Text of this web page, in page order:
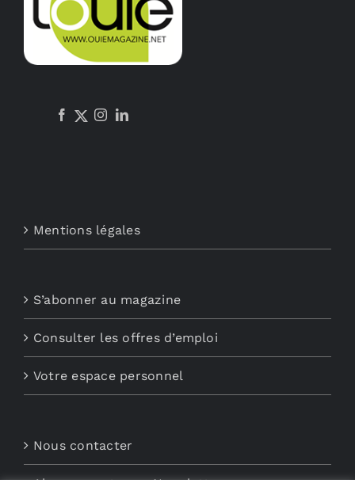
Mentions légales
S’abonner au magazine
Consulter les offres d’emploi
Votre espace personnel
Nous contacter
Abonnements aux Newsletters